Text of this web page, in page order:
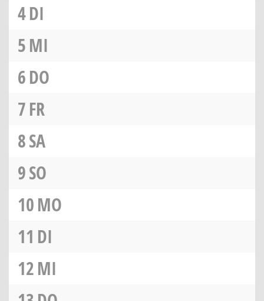
4DI
5MI
6DO
7FR
8SA
9SO
10MO
11 DI
12MI